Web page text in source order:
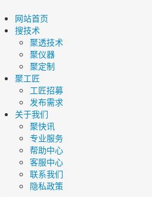
网站首页
搜技术
聚透技术
聚仪器
聚定制
聚工匠
工匠招募
发布需求
关于我们
聚快讯
专业服务
帮助中心
客服中心
联系我们
隐私政策